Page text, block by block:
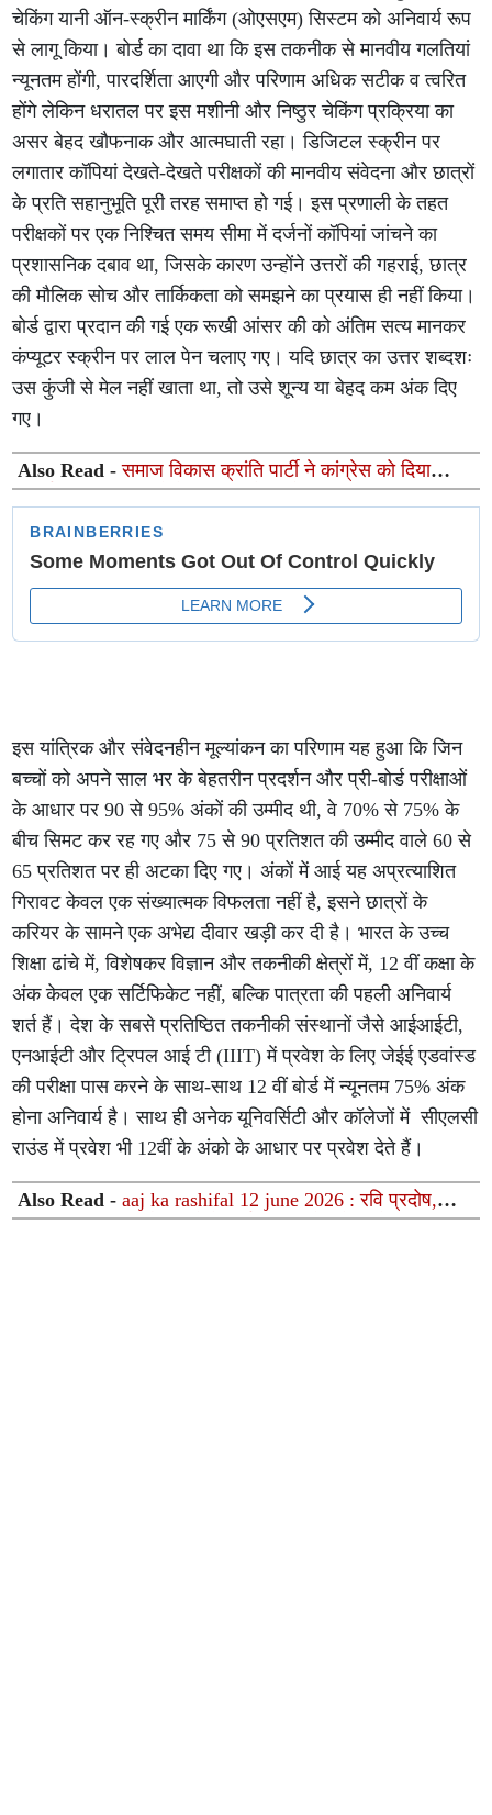
चेकिंग यानी ऑन-स्क्रीन मार्किंग (ओएसएम) सिस्टम को अनिवार्य रूप
से लागू किया। बोर्ड का दावा था कि इस तकनीक से मानवीय गलतियां
न्यूनतम होंगी, पारदर्शिता आएगी और परिणाम अधिक सटीक व त्वरित
होंगे लेकिन धरातल पर इस मशीनी और निष्ठुर चेकिंग प्रक्रिया का
असर बेहद खौफनाक और आत्मघाती रहा। डिजिटल स्क्रीन पर
लगातार कॉपियां देखते-देखते परीक्षकों की मानवीय संवेदना और छात्रों
के प्रति सहानुभूति पूरी तरह समाप्त हो गई। इस प्रणाली के तहत
परीक्षकों पर एक निश्चित समय सीमा में दर्जनों कॉपियां जांचने का
प्रशासनिक दबाव था, जिसके कारण उन्होंने उत्तरों की गहराई, छात्र
की मौलिक सोच और तार्किकता को समझने का प्रयास ही नहीं किया।
बोर्ड द्वारा प्रदान की गई एक रूखी आंसर की को अंतिम सत्य मानकर
कंप्यूटर स्क्रीन पर लाल पेन चलाए गए। यदि छात्र का उत्तर शब्दशः
उस कुंजी से मेल नहीं खाता था, तो उसे शून्य या बेहद कम अंक दिए
गए।
Also Read -समाज विकास क्रांति पार्टी ने कांग्रेस को दिया
समर्थन, आगामी चुनावों में साथ लड़ने का ऐलान
इस यांत्रिक और संवेदनहीन मूल्यांकन का परिणाम यह हुआ कि जिन
बच्चों को अपने साल भर के बेहतरीन प्रदर्शन और प्री-बोर्ड परीक्षाओं
के आधार पर 90 से 95% अंकों की उम्मीद थी, वे 70% से 75% के
बीच सिमट कर रह गए और 75 से 90 प्रतिशत की उम्मीद वाले 60 से
65 प्रतिशत पर ही अटका दिए गए। अंकों में आई यह अप्रत्याशित
गिरावट केवल एक संख्यात्मक विफलता नहीं है, इसने छात्रों के
करियर के सामने एक अभेद्य दीवार खड़ी कर दी है। भारत के उच्च
शिक्षा ढांचे में, विशेषकर विज्ञान और तकनीकी क्षेत्रों में, 12 वीं कक्षा के
अंक केवल एक सर्टिफिकेट नहीं, बल्कि पात्रता की पहली अनिवार्य
शर्त हैं। देश के सबसे प्रतिष्ठित तकनीकी संस्थानों जैसे आईआईटी,
एनआईटी और ट्रिपल आई टी (IIIT) में प्रवेश के लिए जेईई एडवांस्ड
की परीक्षा पास करने के साथ-साथ 12 वीं बोर्ड में न्यूनतम 75% अंक
होना अनिवार्य है। साथ ही अनेक यूनिवर्सिटी और कॉलेजों में सीएलसी
राउंड में प्रवेश भी 12वीं के अंको के आधार पर प्रवेश देते हैं।
Also Read -aaj ka rashifal 12 june 2026 : रवि प्रदोष,
मासिक शिवरात्रि और ग्रहों के दुर्लभ महासंयोग से चमकेगा इन 12